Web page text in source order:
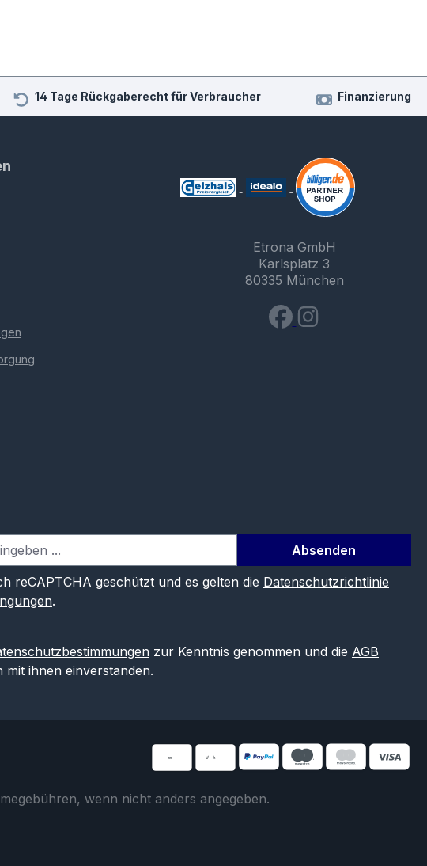
14 Tage Rückgaberecht für Verbraucher Finanzierung
Etrona GmbH
Karlsplatz 3
80335 München
Absenden
reCAPTCHA geschützt und es gelten die Datenschutzrichtlinie
.
zur Kenntnis genommen und die AGB
mit ihnen einverstanden.
wenn nicht anders angegeben.